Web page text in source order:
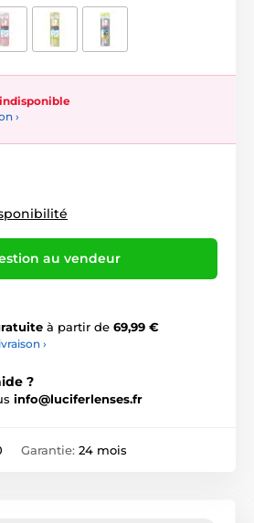
›
au vendeur
à partir de 69,99 €
›
?
info@luciferlenses.fr
Garantie: 24 mois